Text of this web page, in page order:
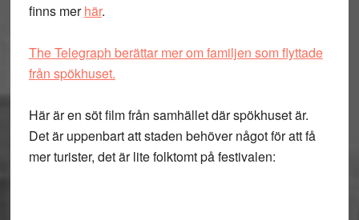
finns merhär.
The Telegraph berättar mer om familjen som flyttade
från spökhuset.
Här är en söt film från samhället där spökhuset är.
Det är uppenbart att staden behöver något för att få
mer turister, det är lite folktomt på festivalen: